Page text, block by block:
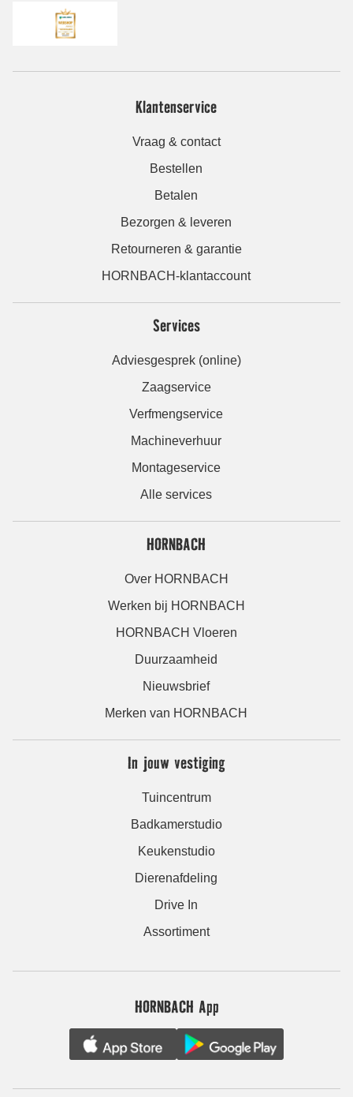
Klantenservice
Vraag & contact
Bestellen
Betalen
Bezorgen & leveren
Retourneren & garantie
HORNBACH-klantaccount
Services
Adviesgesprek (online)
Zaagservice
Verfmengservice
Machineverhuur
Montageservice
Alle services
HORNBACH
Over HORNBACH
Werken bij HORNBACH
HORNBACH Vloeren
Duurzaamheid
Nieuwsbrief
Merken van HORNBACH
In jouw vestiging
Tuincentrum
Badkamerstudio
Keukenstudio
Dierenafdeling
Drive In
Assortiment
HORNBACH App